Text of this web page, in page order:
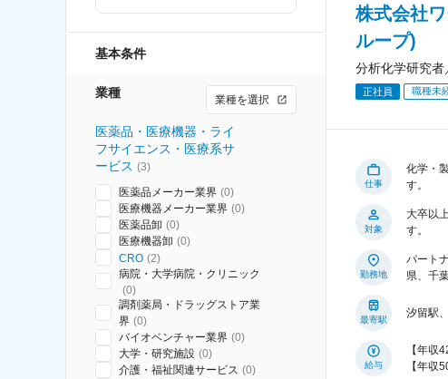
基本条件
業種 業種を選択
医薬品・医療機器・ライ
フサイエンス・医療系サ
ービス (3)
医薬品メーカー業界 (0)
医療機器メーカー業界 (0)
医薬品卸 (0)
医療機器卸 (0)
CRO (2)
病院・大学病院・クリニック
(0)
調剤薬局・ドラッグストア業
界 (0)
バイオベンチャー業界 (0)
大学・研究施設 (0)
介護・福祉関連サービス (0)
株式会社
ループ)
分析化学研究者
正社員 職種未
仕事
化学・
す。
対象
大卒以
す。
勤務地
パート
県、千
最寄駅
汐留駅
給与
【年収
【年収